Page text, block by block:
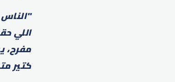
"
اللي
مفرح،
كتير